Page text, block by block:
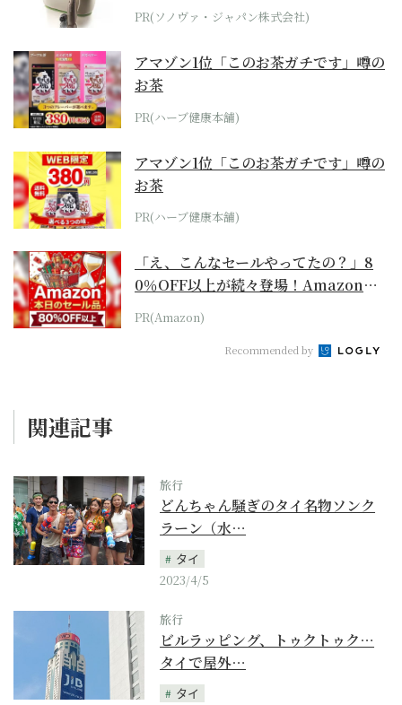
位モデル
PR(ソノヴァ・ジャパン株式会社)
アマゾン1位「このお茶ガチです」噂の
お茶
PR(ハーブ健康本舗)
アマゾン1位「このお茶ガチです」噂の
お茶
PR(ハーブ健康本舗)
「え、こんなセールやってたの？」8
0％OFF以上が続々登場！Amazonの
本気が...
PR(Amazon)
Recommended by
関連記事
旅行
どんちゃん騒ぎのタイ名物ソンク
ラーン（水…
タイ
2023/4/5
旅行
ビルラッピング、トゥクトゥク…
タイで屋外…
タイ